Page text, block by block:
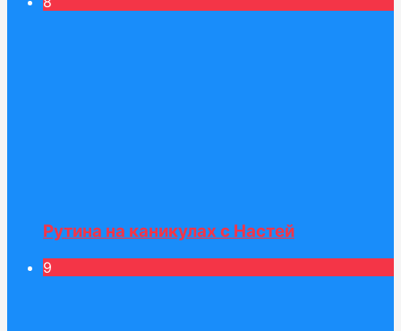
Рутина на каникулах с Настей
9